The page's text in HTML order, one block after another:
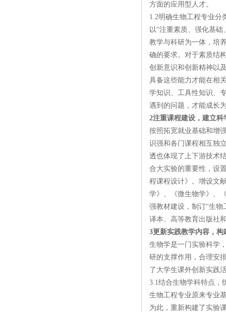
方面的应用型人才。
1.2明确生物工程专业分
以“注重素质、强化基
教学与科研为一体，培
确的要求。对于素质结
创新意识和创新精神以
具备这些能力才能在相
学知识、工具性知识、
遇到的问题，才能成长
2注重课程建设，建立
按照拓宽就业基础和增
识强和各门课程相互独
透也体现了上下游技术
合大实验的重要性，设
程课程设计》。增设文
学》、《微生物学》、
强教材建设，制订“生
译本、高等教育出版社
3更新实践教学内容，
生物学是一门实验科学
研的支撑作用，合理安
了大学生课外创新实践
3.1结合生物学科特点，
生物工程专业原来专业
为此，重新构建了实验